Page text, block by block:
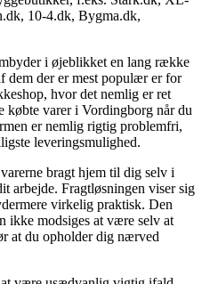
10-4.dk, Bygma.dk,
i øjeblikket en lang række
dem der er mest populær er for
hvor det nemlig er ret
købte varer i Vordingborg når du
er nemlig rigtig problemfri,
leveringsmulighed.
bragt hjem til dig selv i
arbejde. Fragtløsningen viser sig
virkelig praktisk. Den
ikke modsiges at være selv at
at du opholder dig nærved